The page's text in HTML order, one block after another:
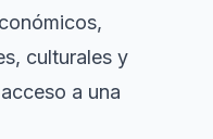
culturales y
a una